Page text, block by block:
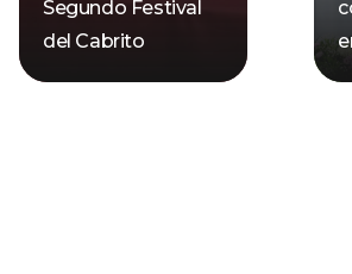
Segundo Festival
del Cabrito